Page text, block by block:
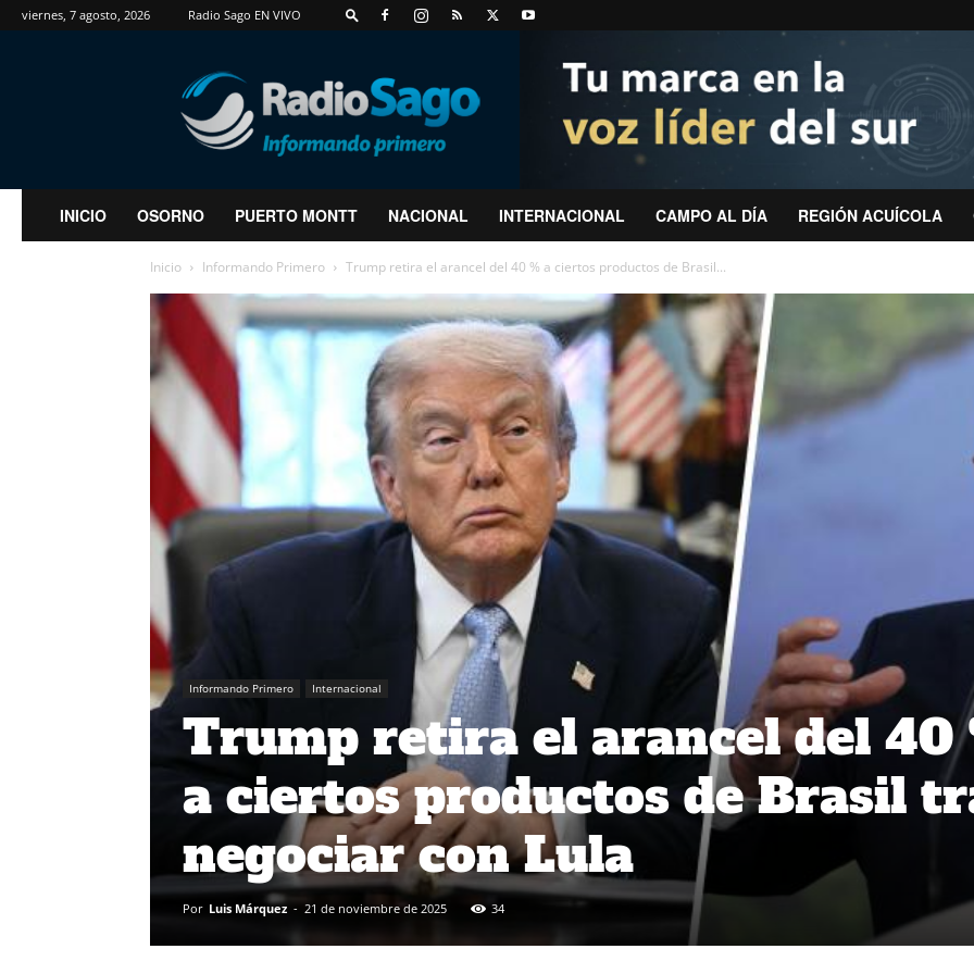
viernes, 7 agosto, 2026 Radio Sago EN VIVO
RadioSago
INICIO OSORNO PUERTO MONTT NACIONAL INTERNACIONAL CAMPO AL DÍA REGIÓN ACUÍCOLA
Inicio Informando Primero Trump retira el arancel del 40 % a ciertos productos de Brasil...
Informando Primero Internacional
Trump retira el arancel del 40
a ciertos productos de Brasil
negociar con Lula
Por Luis Márquez - 21 de noviembre de 2025 34